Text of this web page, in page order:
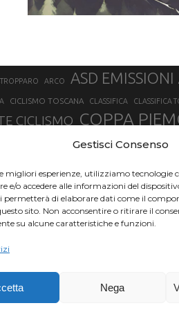
Gestisci Consenso
migliori esperienze, utilizziamo tecnologie
e/o accedere alle informazioni del
permetterà di elaborare dati come il
sito. Non acconsentire o ritirare il
su alcune caratteristiche e funzioni.
Nega
ARCO ASD EMISSIONI
CICLISMO TOSCANA CLASSIFICA CLASSIFICA
CICLISMO COPPA
FABIO ARU FIAB
HERVÉ BARMASSE
LUCA BRAIDOT MARATHON BIKE
MATHIEU VAN DER POEL
TRIATHLON OLIMPICO